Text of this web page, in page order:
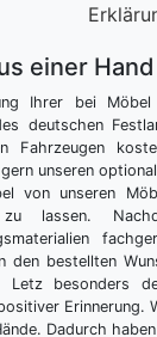
einer Hand
Ihrer bei
deutschen
Fahrzeugen
unseren
von unseren
zu lassen.
den bestellten
Letz besonders
Erinnerung.
Dadurch